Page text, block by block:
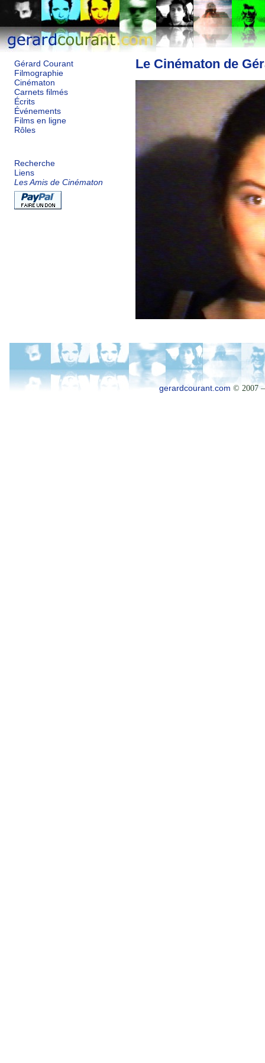
Gérard Courant
Filmographie
Cinématon
Carnets filmés
Écrits
Événements
Films en ligne
Rôles
Recherche
Liens
Les Amis de Cinématon
Le Cinématon de
gerardcourant.com © 2007